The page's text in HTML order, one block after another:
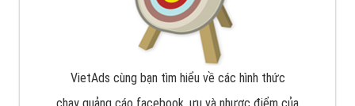
Google Ads là hình thức quảng cáo của Google được
tài trợ có chữ Ad gồm 4 ví trí trên cùng và 3 vị trí
dưới cùng